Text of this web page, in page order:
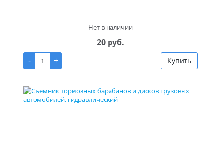
Нет в наличии
20 руб.
-
+ Купить